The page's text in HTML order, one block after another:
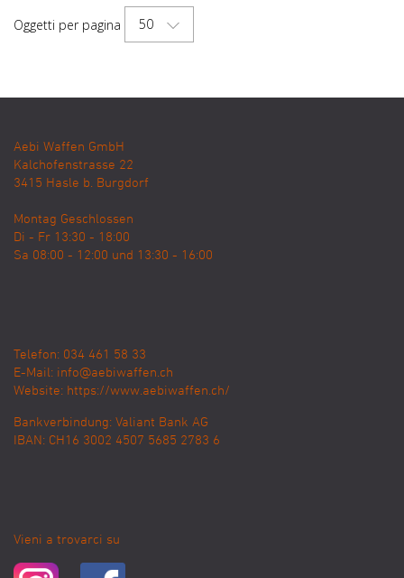
Oggetti per pagina 50
Aebi Waffen GmbH
Kalchofenstrasse 22
3415 Hasle b. Burgdorf
Montag Geschlossen
Di - Fr 13:30 - 18:00
Sa 08:00 - 12:00 und 13:30 - 16:00
Telefon: 034 461 58 33
E-Mail: info@aebiwaffen.ch
Website: https://www.aebiwaffen.ch/
Bankverbindung: Valiant Bank AG
IBAN: CH16 3002 4507 5685 2783 6
Vieni a trovarci su